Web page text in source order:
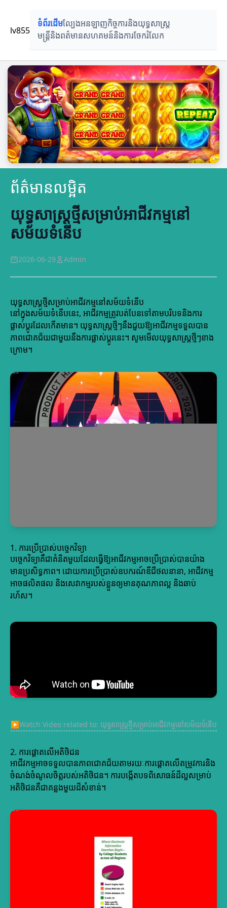
lv855
ទំព័រដើមល្បែងអនឡាញកិច្ចការនិងយុទ្ធសាស្ត្រ
មន្ត្រីនិងពត៌មានសហគមន៍និងការចែករំលែក
ព័ត៌មានលម្អិត
យុទ្ធសាស្ត្រថ្មីសម្រាប់អាជីវកម្មនៅ
សម័យទំនើប
2026-06-29 Admin
យុទ្ធសាស្ត្រថ្មីសម្រាប់អាជីវកម្មនៅសម័យទំនើប
នៅក្នុងសម័យទំនើបនេះ, អាជីវកម្មត្រូវបត់បែនទៅតាមបរិបទនិងការ
ផ្លាស់ប្តូរដែលកើតមាន។ យុទ្ធសាស្ត្រថ្មីៗនឹងជួយឱ្យអាជីវកម្មទទួលបាន
ភាពជោគជ័យជាមួយនឹងការផ្លាស់ប្តូរនេះ។ សូមមើលយុទ្ធសាស្ត្រថ្មីៗខាង
ក្រោម។
1. ការប្រើប្រាស់បច្ចេកវិទ្យា
បច្ចេកវិទ្យាគឺជាគំនិតមួយដែលធ្វើឱ្យអាជីវកម្មអាចប្រើប្រាស់បានយ៉ាង
មានប្រសិទ្ធភាព។ ដោយការប្រើប្រាស់ឧបករណ៍ឌីជីថលនានា, អាជីវកម្ម
អាចផលិតផល និងសេវាកម្មរបស់ខ្លួនឲ្យមានគុណភាពល្អ និងឆាប់
រហ័ស។
▶Watch Video related to: យុទ្ធសាស្ត្រថ្មីសម្រាប់អាជីវកម្មនៅសម័យទំនើប
2. ការផ្តោតលើអតិថិជន
អាជីវកម្មអាចទទួលបានភាពជោគជ័យតាមរយៈការផ្តោតលើតម្រូវការនិង
ចំណង់ចំណូលចិត្តរបស់អតិថិជន។ ការបង្កើតបទពិសោធន៍ដ៏ល្អសម្រាប់
អតិថិជនគឺជាគន្លងមួយដ៏សំខាន់។